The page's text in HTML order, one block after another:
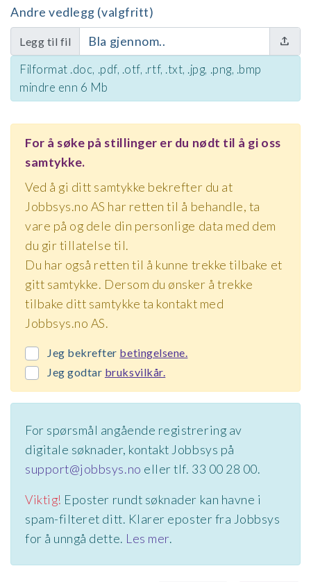
Andre vedlegg (valgfritt)
Legg til fil Bla gjennom..
Filformat .doc, .pdf, .otf, .rtf, .txt, .jpg, .png, .bmp
mindre enn 6 Mb
For å søke på stillinger er du nødt til å gi oss
samtykke.
Ved å gi ditt samtykke bekrefter du at
Jobbsys.no AS har retten til å behandle, ta
vare på og dele din personlige data med dem
du gir tillatelse til.
Du har også retten til å kunne trekke tilbake et
gitt samtykke. Dersom du ønsker å trekke
tilbake ditt samtykke ta kontakt med
Jobbsys.no AS.
Jeg bekrefter betingelsene.
Jeg godtar bruksvilkår.
For spørsmål angående registrering av
digitale søknader, kontakt Jobbsys på
support@jobbsys.no eller tlf. 33 00 28 00.
Viktig! Eposter rundt søknader kan havne i
spam-filteret ditt. Klarer eposter fra Jobbsys
for å unngå dette. Les mer.